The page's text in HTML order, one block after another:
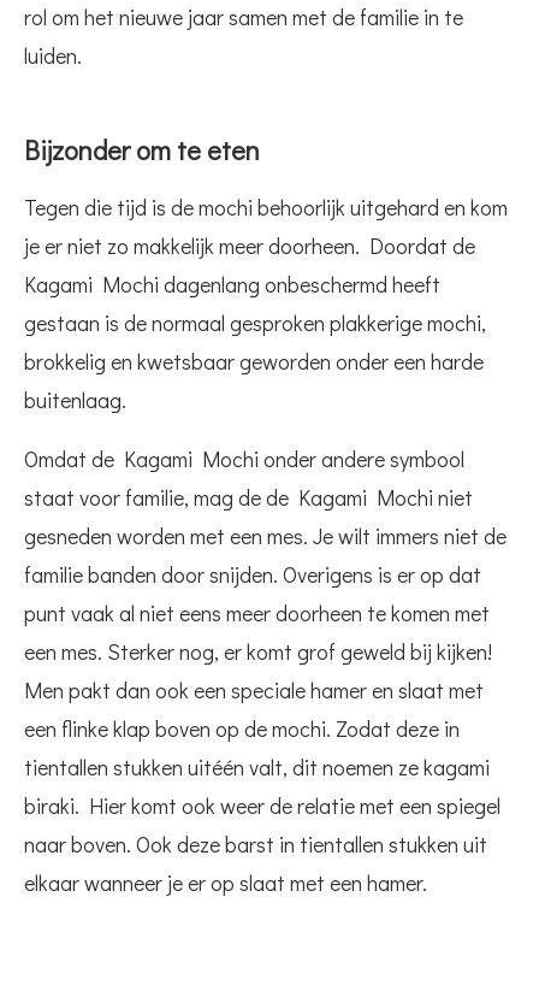
rol om het nieuwe jaar samen met de familie in te
luiden.
Bijzonder om te eten
Tegen die tijd is de mochi behoorlijk uitgehard en kom
je er niet zo makkelijk meer doorheen. Doordat de
Kagami Mochi dagenlang onbeschermd heeft
gestaan is de normaal gesproken plakkerige mochi,
brokkelig en kwetsbaar geworden onder een harde
buitenlaag.
Omdat de Kagami Mochi onder andere symbool
staat voor familie, mag de de Kagami Mochi niet
gesneden worden met een mes. Je wilt immers niet de
familie banden door snijden. Overigens is er op dat
punt vaak al niet eens meer doorheen te komen met
een mes. Sterker nog, er komt grof geweld bij kijken!
Men pakt dan ook een speciale hamer en slaat met
een flinke klap boven op de mochi. Zodat deze in
tientallen stukken uitéén valt, dit noemen ze kagami
biraki. Hier komt ook weer de relatie met een spiegel
naar boven. Ook deze barst in tientallen stukken uit
elkaar wanneer je er op slaat met een hamer.